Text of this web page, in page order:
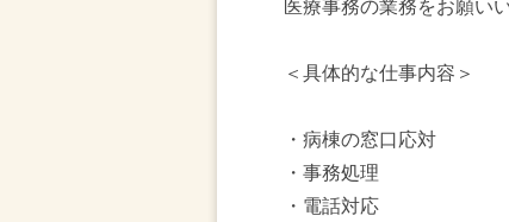
医療事務の業務をお願い
＜具体的な仕事内容＞
・病棟の窓口応対
・事務処理
・電話対応